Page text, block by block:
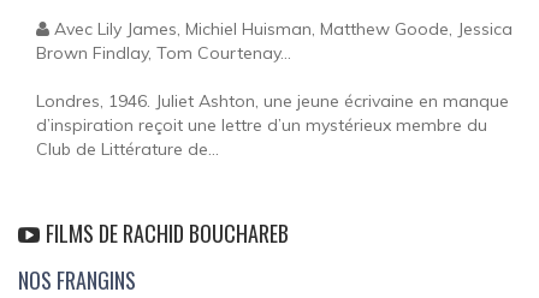
Avec Lily James, Michiel Huisman, Matthew Goode, Jessica
Brown Findlay, Tom Courtenay...
Londres, 1946. Juliet Ashton, une jeune écrivaine en manque
d’inspiration reçoit une lettre d’un mystérieux membre du
Club de Littérature de...
FILMS DE RACHID BOUCHAREB
NOS FRANGINS